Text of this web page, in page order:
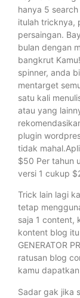
hanya 5
itulah tricknya,
persaingan.
bulan dengan
bangkrut
spinner, anda
mentarget
satu kali
atau yang
plugin
tidak
$50 Per tahun
versi 1 cukup
Trick lain lagi
tetap
saja 1 content,
kontent blog
GENERATOR
ratusan blog
kamu
Sadar gak jika